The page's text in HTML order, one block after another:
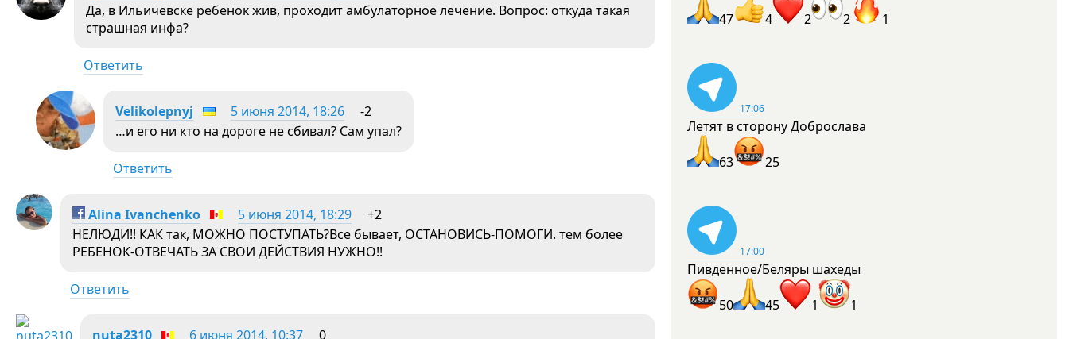
Да, в Ильичевске ребенок жив, проходит амбулаторное лечение. Вопрос: откуда такая
страшная инфа?
Ответить
Velikolepnyj 5 июня 2014, 18:26
-2
…и его ни кто на дороге не сбивал? Сам упал?
Ответить
Alina Ivanchenko 5 июня 2014, 18:29
+2
НЕЛЮДИ!! КАК так, МОЖНО ПОСТУПАТЬ?Все бывает, ОСТАНОВИСЬ-ПОМОГИ. тем более
РЕБЕНОК-ОТВЕЧАТЬ ЗА СВОИ ДЕЙСТВИЯ НУЖНО!!
Ответить
nuta2310 6 июня 2014, 10:37 0
47 4 2 2 1
17:06
Летят в сторону Доброслава
63 25
17:00
Пивденное/Беляры шахеды
50 45 1 1